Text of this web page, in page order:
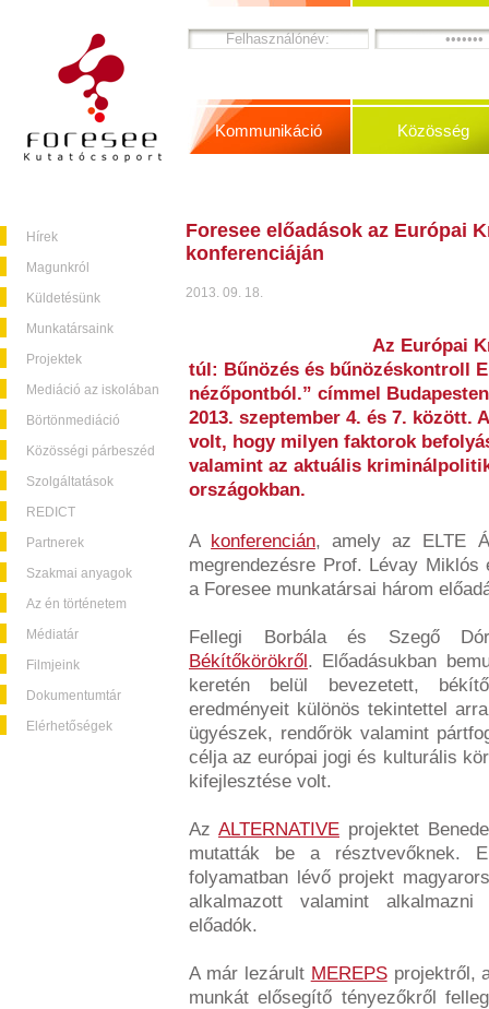
Hírek
Magunkról
Küldetésünk
Munkatársaink
Projektek
Mediáció az iskolában
Börtönmediáció
Közösségi párbeszéd
Szolgáltatások
REDICT
Partnerek
Szakmai anyagok
Az én történetem
Médiatár
Filmjeink
Dokumentumtár
Elérhetőségek
Kommunikáció Közösség
Foresee előadások az Európai
konferenciáján
2013. 09. 18.
Az Európai
túl: Bűnözés és bűnözéskontroll
nézőpontból.” címmel
2013. szeptember 4. és 7. között.
volt, hogy milyen faktorok
valamint az aktuális
országokban.
A konferencián, amely az ELTE
megrendezésre Prof. Lévay
a Foresee munkatársai három
Fellegi Borbála és Szegő
Békítőkörökről. Előadásukban
keretén belül bevezetett,
eredményeit különös tekintettel
ügyészek, rendőrök valamint
célja az európai jogi és kulturális
kifejlesztése volt.
Az ALTERNATIVE projektet
mutatták be a résztvevőknek.
folyamatban lévő projekt
alkalmazott valamint
előadók.
A már lezárult MEREPSprojektről,
munkát elősegítő tényezőkről